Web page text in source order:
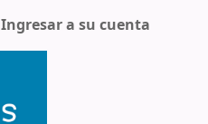
Ingresar a su cuenta